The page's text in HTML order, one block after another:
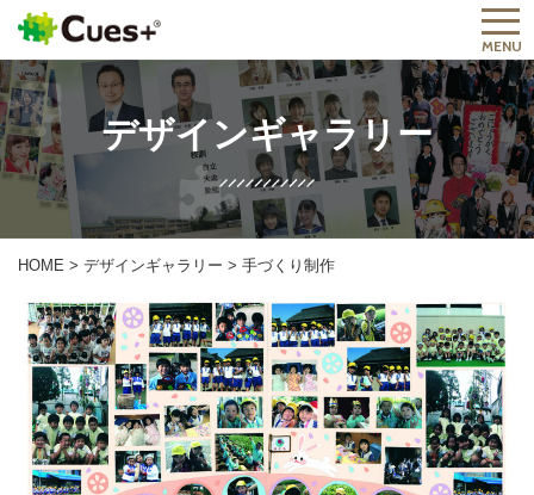
MENU
デザインギャラリー
HOME > デザインギャラリー > 手づくり制作